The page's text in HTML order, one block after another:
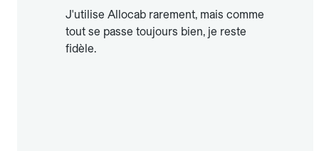
J'utilise Allocab rarement, mais comme
tout se passe toujours bien, je reste
fidèle.